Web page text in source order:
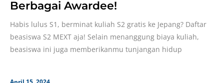
Berbagai Awardee!
Habis lulus S1, berminat kuliah S2 gratis ke Jepang? Daftar
beasiswa S2 MEXT aja! Selain menanggung biaya kuliah,
beasiswa ini juga memberikanmu tunjangan hidup